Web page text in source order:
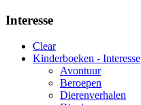
Interesse
Clear
Kinderboeken - Interesse
Avontuur
Beroepen
Dierenverhalen